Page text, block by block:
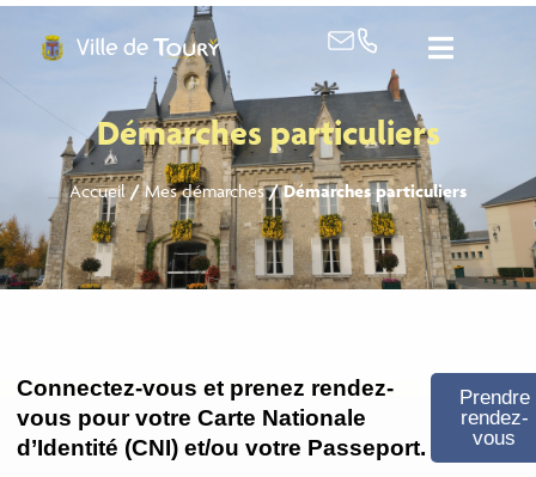
Démarches particuliers
Accueil/Mes démarches/Démarches particuliers
Connectez-vous et prenez rendez-
vous pour votre Carte Nationale
d’Identité (CNI) et/ou votre Passeport.
Prendre
rendez-
vous